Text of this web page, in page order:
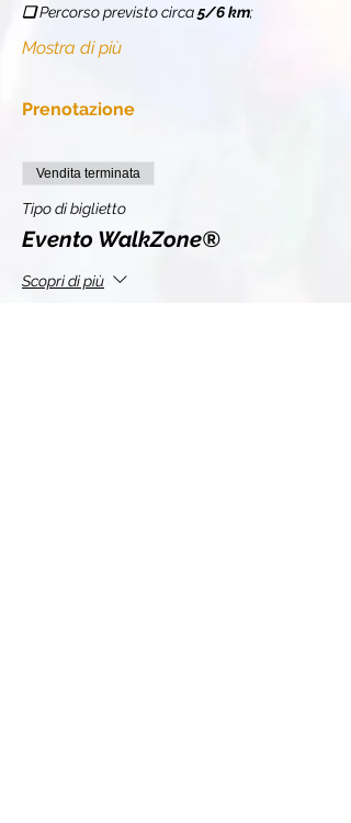
❏ Percorso previsto circa 5/6 km;
Mostra di più
Prenotazione
Vendita terminata
Tipo di biglietto
Evento WalkZone®
Scopri di più